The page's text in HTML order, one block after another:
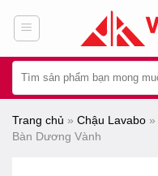
dung
kiếm:
Trang chủ » Chậu Lavabo »
Bàn Dương Vành